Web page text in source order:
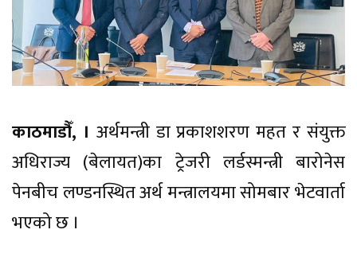
काठमाडौँ, । अर्थमन्त्री डा प्रकाशशरण महत र संयुक्त
अधिराज्य (बेलायत)का ट्रेजरी लर्डस्मन्त्री बारोनेस
पेनबीच लण्डनस्थित अर्थ मन्त्रालयमा सोमबार भेटवार्ता
भएको छ ।